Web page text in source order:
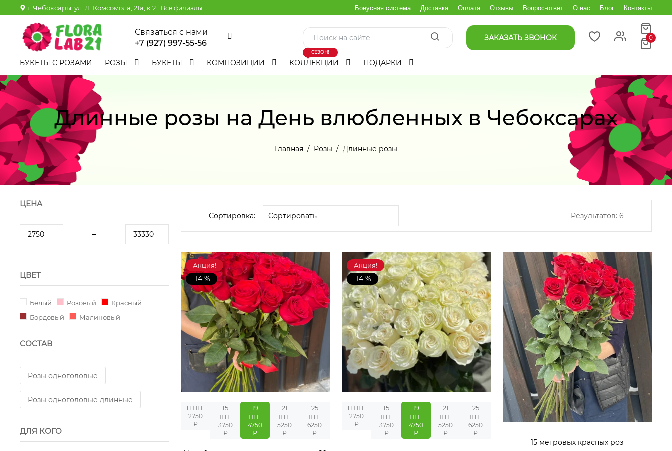
г. Чебоксары, ул. Л. Комсомола, 21а, к.2 Все филиалы Бонусная система Доставка Оплата Отзывы Вопрос-ответ О нас Блог Контакты
Связаться с нами
+7 (927) 997-55-56
ЗАКАЗАТЬ ЗВОНОК 0
БУКЕТЫ С РОЗАМИ РОЗЫ БУКЕТЫ КОМПОЗИЦИИ КОЛЛЕКЦИИ
СЕЗОН!
ПОДАРКИ
Длинные розы на День влюбленных в Чебоксарах
Главная Розы Длинные розы
ЦЕНА
ЦВЕТ
Белый Розовый
Красный
Бордовый
Малиновый
СОСТАВ
Розы одноголовые
Розы одноголовые длинные
ДЛЯ КОГО
Сортировка: Результатов: 6
Акция!
-14 %
11 ШТ.
2750
₽
15
ШТ.
3750
₽
19
ШТ.
4750
₽
21
ШТ.
5250
₽
25
ШТ.
6250
₽
Акция!
-14 %
11 ШТ.
2750
₽
15
ШТ.
3750
₽
19
ШТ.
4750
₽
21
ШТ.
5250
₽
25
ШТ.
6250
₽
15 метровых красных роз